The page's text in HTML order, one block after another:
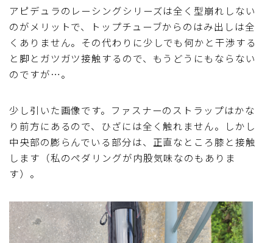
アピデュラのレーシングシリーズは全く型崩れしない
のがメリットで、トップチューブからのはみ出しは全
くありません。その代わりに少しでも何かと干渉する
と脚とガツガツ接触するので、もうどうにもならない
のですが…。
少し引いた画像です。ファスナーのストラップはかな
り前方にあるので、ひざには全く触れません。しかし
中央部の膨らんでいる部分は、正直なところ膝と接触
します（私のペダリングが内股気味なのもありま
す）。